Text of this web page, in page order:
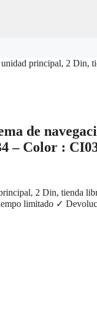
principal, 2 Din,
de
– Color :
2 Din, tienda
limitado ✓